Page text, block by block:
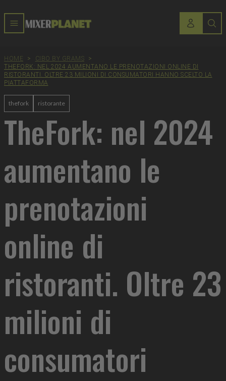
HOME > CIBO BY GRAMS
>
THEFORK: NEL 2024 AUMENTANO LE PRENOTAZIONI ONLINE DI
RISTORANTI. OLTRE 23 MILIONI DI CONSUMATORI HANNO SCELTO LA
PIATTAFORMA
thefork ristorante
TheFork: nel 2024
aumentano le
prenotazioni
online di
ristoranti. Oltre 23
milioni di
consumatori